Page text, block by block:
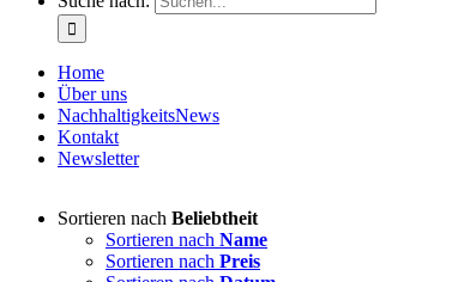
Home
Über uns
NachhaltigkeitsNews
Kontakt
Newsletter
Sortieren nach Beliebtheit
Sortieren nach Name
Sortieren nach Preis